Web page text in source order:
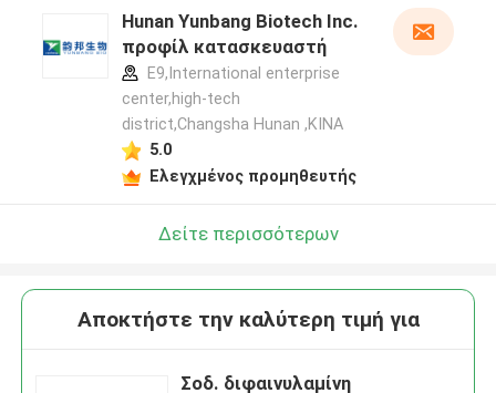
Hunan Yunbang Biotech Inc.
προφίλ κατασκευαστή
E9,International enterprise
center,high-tech
district,Changsha Hunan ,ΚΙΝΑ
5.0
Ελεγχμένος προμηθευτής
Δείτε περισσότερων
Αποκτήστε την καλύτερη τιμή για
Σοδ. διφαινυλαμίνη